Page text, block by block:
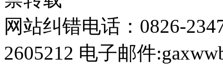
网站纠错电话：0826-
2605212 电子邮件